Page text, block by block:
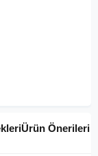
Ürün Önerileri